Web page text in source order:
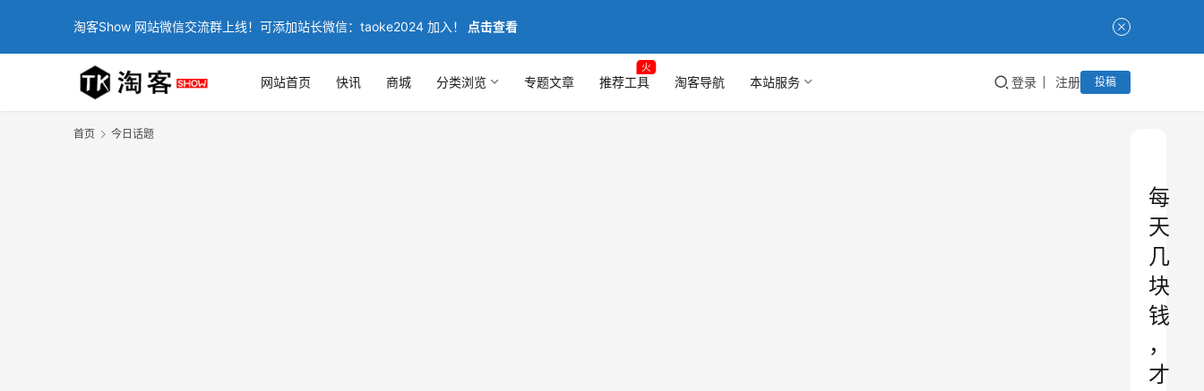
淘客Show 网站微信交流群上线！可添加站长微信：taoke2024 加入！ 点击查看
网站首页 快讯 商城 分类浏览 专题文章 推荐工具
火
淘客导航 本站服务 登录 注册 投稿
首页 今日话题
每
天
几
块
钱
，
才